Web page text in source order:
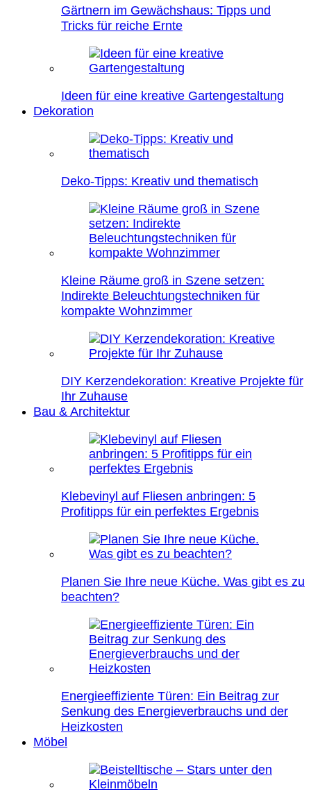
Gärtnern im Gewächshaus: Tipps und
Tricks für reiche Ernte
Ideen für eine kreative Gartengestaltung
Dekoration
Deko-Tipps: Kreativ und thematisch
Kleine Räume groß in Szene setzen:
Indirekte Beleuchtungstechniken für
kompakte Wohnzimmer
DIY Kerzendekoration: Kreative Projekte für
Ihr Zuhause
Bau & Architektur
Klebevinyl auf Fliesen anbringen: 5
Profitipps für ein perfektes Ergebnis
Planen Sie Ihre neue Küche. Was gibt es zu
beachten?
Energieeffiziente Türen: Ein Beitrag zur
Senkung des Energieverbrauchs und der
Heizkosten
Möbel